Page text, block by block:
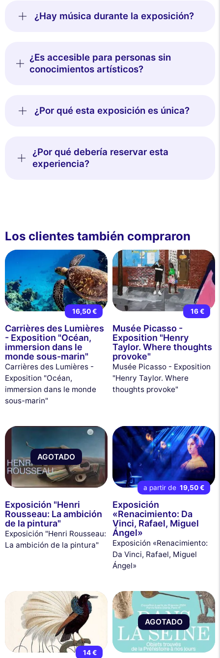
¿Hay música durante la exposición?
¿Es accesible para personas sin
conocimientos artísticos?
¿Por qué esta exposición es única?
¿Por qué debería reservar esta
experiencia?
Los clientes también compraron
16,50 €
Carrières des Lumières
- Exposition "Océan,
immersion dans le
monde sous-marin"
Carrières des Lumières -
Exposition "Océan,
immersion dans le monde
sous-marin"
16 €
Musée Picasso -
Exposition "Henry
Taylor. Where thoughts
provoke"
Musée Picasso - Exposition
"Henry Taylor. Where
thoughts provoke"
AGOTADO
Exposición "Henri
Rousseau: La ambición
de la pintura"
Exposición "Henri Rousseau:
La ambición de la pintura"
a partir de 19,50 €
Exposición
«Renacimiento: Da
Vinci, Rafael, Miguel
Ángel»
Exposición «Renacimiento:
Da Vinci, Rafael, Miguel
Ángel»
14 €
AGOTADO